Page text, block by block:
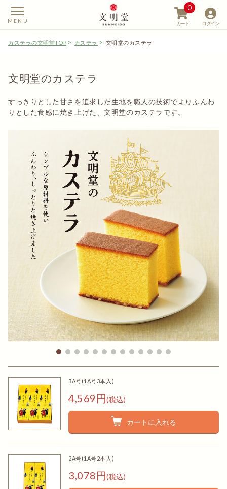
【カステラの文明堂】
ログイン
カート
0
カステラの文明堂TOP カステラ 文明堂のカステラ
文明堂のカステラ
すっきりとした甘さを追求した生地を職人の技術でよりふんわ
りとした食感に焼き上げた、文明堂のカステラです。
3A号(1A号3本入)
4,569円(税込)
カートに入れる
2A号(1A号2本入)
3,078円(税込)